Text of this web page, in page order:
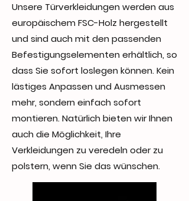
Unsere Türverkleidungen werden aus
europäischem FSC-Holz hergestellt
und sind auch mit den passenden
Befestigungselementen erhältlich, so
dass Sie sofort loslegen können. Kein
lästiges Anpassen und Ausmessen
mehr, sondern einfach sofort
montieren. Natürlich bieten wir Ihnen
auch die Möglichkeit, Ihre
Verkleidungen zu veredeln oder zu
polstern, wenn Sie das wünschen.